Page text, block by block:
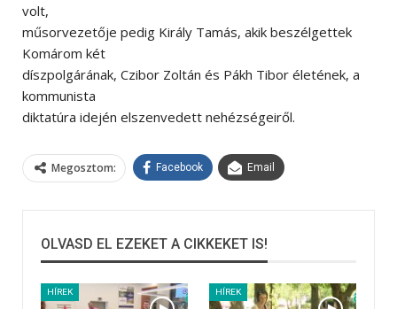
volt,
műsorvezetője pedig Király Tamás, akik beszélgettek
Komárom két
díszpolgárának, Czibor Zoltán és Pákh Tibor életének, a
kommunista
diktatúra idején elszenvedett nehézségeiről.
Megosztom: Facebook Email
OLVASD EL EZEKET A CIKKEKET IS!
HÍREK HÍREK